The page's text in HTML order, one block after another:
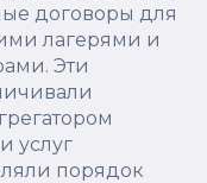
договоры для
лагерями и
Эти
услуг
порядок